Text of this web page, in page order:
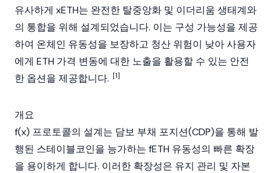
유사하게 xETH는 완전한 탈중앙화 및 이더리움 생태계와
의 통합을 위해 설계되었습니다. 이는 구성 가능성을 제공
하여 온체인 유동성을 보장하고 청산 위험이 낮아 사용자
에게 ETH 가격 변동에 대한 노출을 활용할 수 있는 안전
한 옵션을 제공합니다. [1]
개요
f(x) 프로토콜의 설계는 담보 부채 포지션(CDP)을 통해 발
행된 스테이블코인을 능가하는 fETH 유동성의 빠른 확장
을 용이하게 합니다. 이러한 확장성은 유지 관리 및 자본